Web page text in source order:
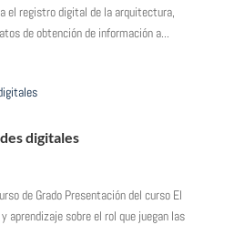
el registro digital de la arquitectura,
de obtención de información a...
digitales
de Grado Presentación del curso El
aprendizaje sobre el rol que juegan las